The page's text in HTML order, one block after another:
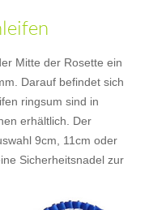
Mitte der Rosette ein
Darauf befindet sich
ringsum sind in
erhältlich. Der
9cm, 11cm oder
Sicherheitsnadel zur